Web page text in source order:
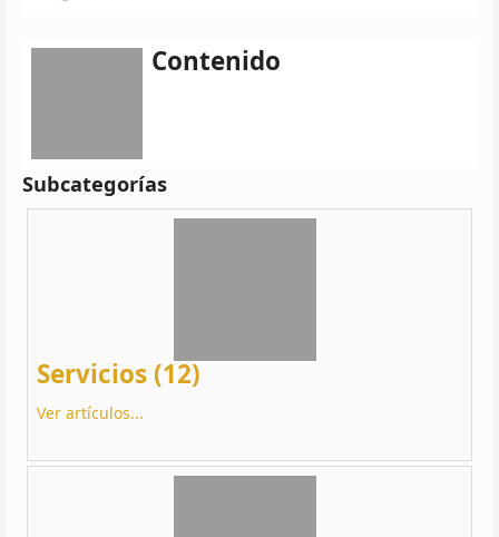
Contenido
Subcategorías
Servicios (12)
Ver artículos...